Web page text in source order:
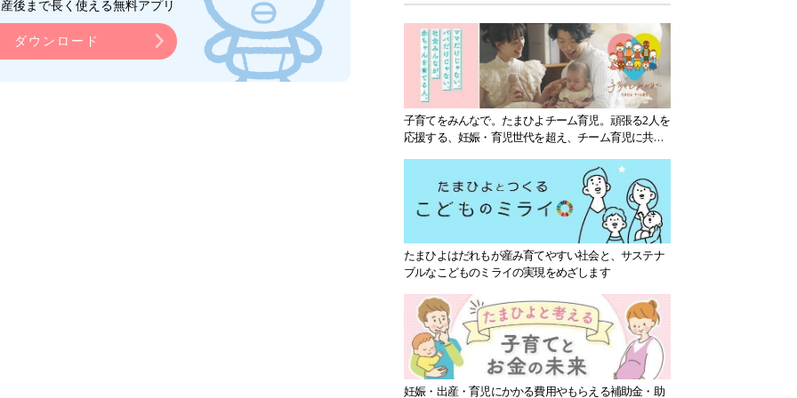
後まで長く使える無料アプリ
ダウンロード
子育てをみんなで。たまひよチーム育児。頑張る2人を
応援する、妊娠・育児世代を超え、チーム育児に共感
たまひよはだれもが産み育てやすい社会と、サステナ
ブルなこどものミライの実現をめざします
妊娠・出産・育児にかかる費用やもらえる補助金・助